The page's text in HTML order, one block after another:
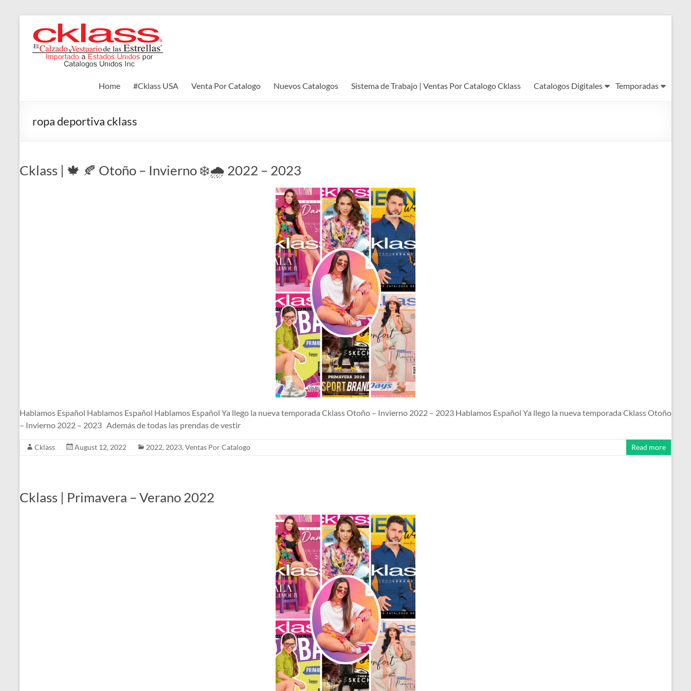
content
Cklass
El
las
Estrellas
Home #Cklass USA Venta Por Catalogo Nuevos Catalogos Sistema de Trabajo | Ventas Por Catalogo Cklass Catalogos Digitales Temporadas
ropa deportiva cklass
Cklass | 🍁 🍂 Otoño – Invierno ❄️🌧️ 2022 – 2023
Hablamos Español Hablamos Español Hablamos Español Ya llego la nueva temporada Cklass Otoño – Invierno 2022 – 2023 Hablamos Español Ya llego la nueva temporada Cklass Otoño
– Invierno 2022 – 2023 Además de todas las prendas de vestir
Cklass August 12, 2022 2022, 2023, Ventas Por Catalogo Read more
Cklass | Primavera – Verano 2022